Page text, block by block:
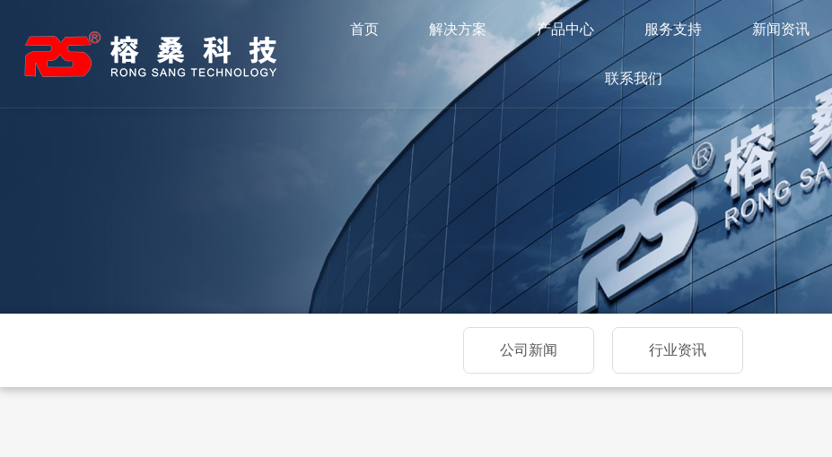
首页 解决方案 产品中心 服务支持 新闻资讯
联系我们
公司新闻 行业资讯